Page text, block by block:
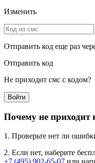
Изменить
Отправить код еще раз
Отправить код
Не приходит смс с кодом?
Войти
Почему не приходит
1. Проверьте нет ли
2. Если нет, наберите
+7 (495) 902-65-07 или